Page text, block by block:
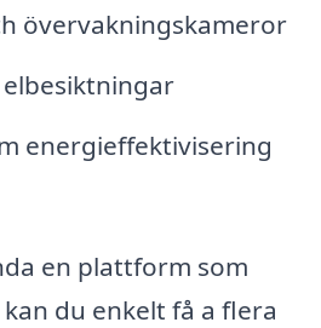
övervakningskameror
energieffektivisering
en plattform som
du enkelt få a flera